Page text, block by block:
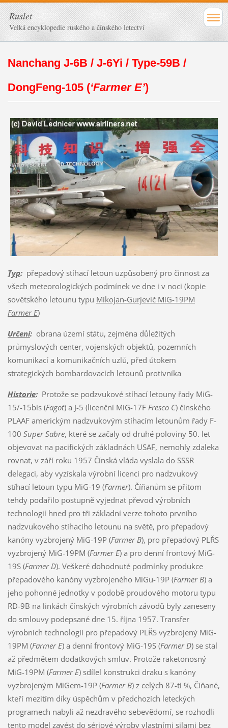
Ruslet
Velká encyklopedie ruského a čínského letectví
Nanchang J-6B / J-6Yi / Type-59B /
DongFeng-105 (‘Farmer E’)
Typ:přepadový stíhací letoun uzpůsobený pro činnost za
všech meteorologických podmínek ve dne i v noci (kopie
sovětského letounu typu Mikojan-Gurjevič MiG-19PM
Farmer E)
Určení:obrana území státu, zejména důležitých
průmyslových center, vojenských objektů, pozemních
komunikací a komunikačních uzlů, před útokem
strategických bombardovacích letounů protivníka
Historie:Protože se podzvukové stíhací letouny řady MiG-
15/-15bis (Fagot) a J-5 (licenční MiG-17F Fresco C) čínského
PLAAF americkým nadzvukovým stíhacím letounům řady F-
100 Super Sabre, které se začaly od druhé poloviny 50. let
objevovat na pacifických základnách USAF, nemohly zdaleka
rovnat, v září roku 1957 Čínská vláda vyslala do SSSR
delegaci, aby vyzískala výrobní licenci pro nadzvukový
stíhací letoun typu MiG-19 (Farmer). Číňanům se přitom
tehdy podařilo postupně vyjednat převod výrobních
technologií hned pro tři základní verze tohoto prvního
nadzvukového stíhacího letounu na světě, pro přepadový
kanóny vyzbrojený MiG-19P (Farmer B), pro přepadový PLŘS
vyzbrojený MiG-19PM (Farmer E) a pro denní frontový MiG-
19S (Farmer D). Veškeré dohodnuté podmínky produkce
přepadového kanóny vyzbrojeného MiGu-19P (Farmer B) a
jeho pohonné jednotky v podobě proudového motoru typu
RD-9B na linkách čínských výrobních závodů byly zaneseny
do smlouvy podepsané dne 15. října 1957. Transfer
výrobních technologií pro přepadový PLŘS vyzbrojený MiG-
19PM (Farmer E) a denní frontový MiG-19S (Farmer D) se stal
až předmětem dodatkových smluv. Protože raketonosný
MiG-19PM (Farmer E) sdílel konstrukci draku s kanóny
vyzbrojeným MiGem-19P (Farmer B) z celých 87-ti %, Číňané,
kteří mezitím díky úspěchům v předchozích leteckých
programech nabyli až nezdravého sebevědomí, se rozhodli
tento model zavést do sériové výroby vlastními silami bez